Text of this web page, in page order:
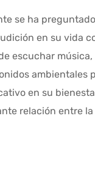
se ha
en su vida
escuchar
ambientales
en su
relación entre